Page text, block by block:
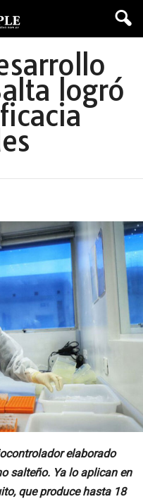
logró
elaborado
salteño. Ya lo aplican en
que produce hasta 18